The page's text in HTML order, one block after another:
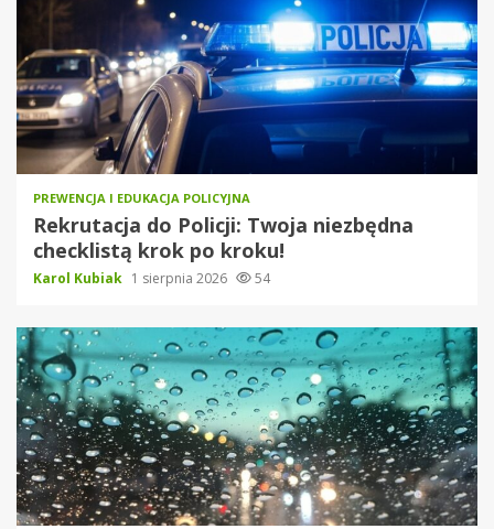
PREWENCJA I EDUKACJA POLICYJNA
Rekrutacja do Policji: Twoja niezbędna
checklistą krok po kroku!
Karol Kubiak 1 sierpnia 2026 54